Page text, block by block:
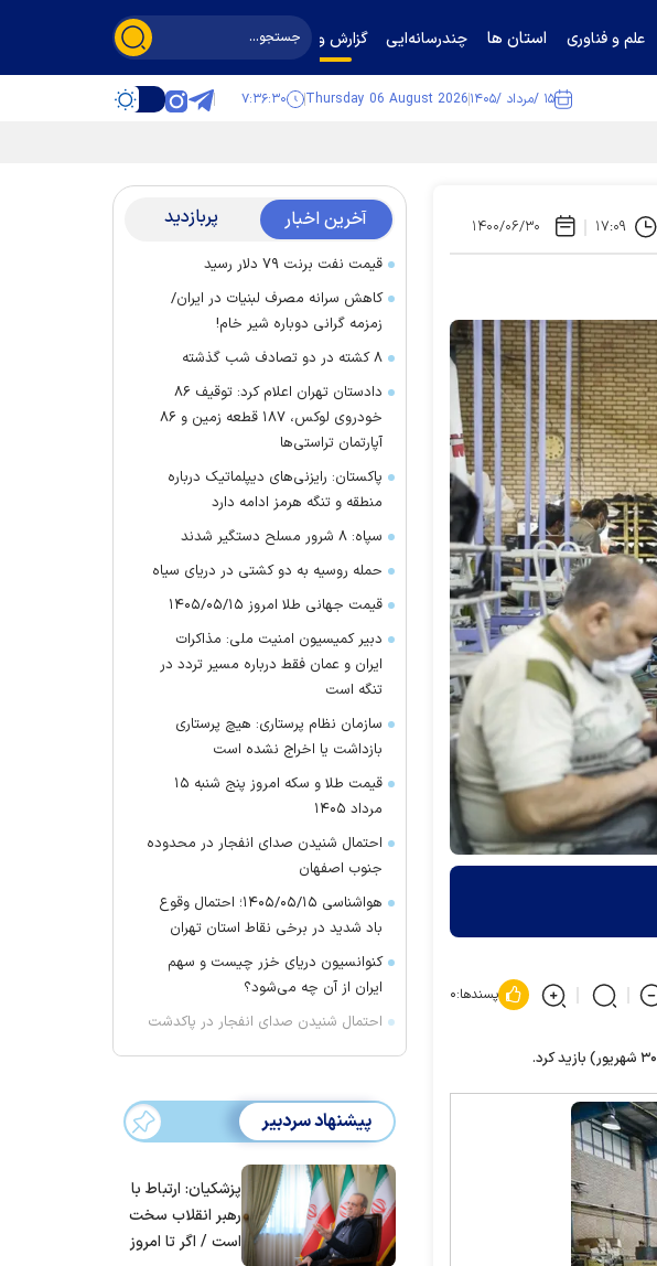
علم و فناوری استان ها چندرسانه‌ایی گزارش و گفت‌وگو
۱۵ /مرداد /۱۴۰۵ Thursday 06 August 2026 ۷:۳۶:۳۲
۱۷:۰۹ ۱۴۰۰/۰۶/۳۰
پسندها:۰
آخرین اخبار پربازدید
قیمت نفت برنت ۷۹ دلار رسید
کاهش سرانه مصرف لبنیات در ایران/
زمزمه گرانی دوباره شیر خام!
۸ کشته در دو تصادف شب گذشته
دادستان تهران اعلام کرد: توقیف ۸۶
خودروی لوکس، ۱۸۷ قطعه زمین و ۸۶
آپارتمان تراستی‌ها
پاکستان: رایزنی‌های دیپلماتیک درباره
منطقه و تنگه هرمز ادامه دارد
سپاه: ۸ شرور مسلح دستگیر شدند
حمله روسیه به دو کشتی در دریای سیاه
قیمت جهانی طلا امروز ۱۴۰۵/۰۵/۱۵
دبیر کمیسیون امنیت ملی: مذاکرات
ایران و عمان فقط درباره مسیر تردد در
تنگه است
سازمان نظام پرستاری: هیچ پرستاری
بازداشت یا اخراج نشده است
قیمت طلا و سکه امروز پنج شنبه ۱۵
مرداد ۱۴۰۵
احتمال شنیدن صدای انفجار در محدوده
جنوب اصفهان
هواشناسی ۱۴۰۵/۰۵/۱۵؛ احتمال وقوع
باد شدید در برخی نقاط استان تهران
کنوانسیون دریای خزر چیست و سهم
ایران از آن چه می‌شود؟
احتمال شنیدن صدای انفجار در پاکدشت
پیشنهاد سردبیر
پزشکیان: ارتباط با
رهبر انقلاب سخت
است / اگر تا امروز